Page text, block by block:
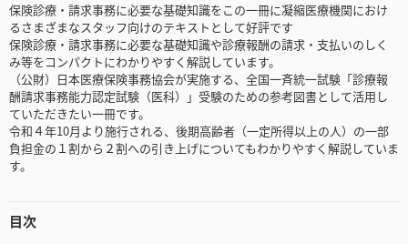
保険診療・請求事務に必要な基礎知識をこの一冊に凝縮医療機関におけ
るさまざまなスタッフ向けのテキストとして好評です
保険診療・請求事務に必要な基礎知識や診療報酬の請求・支払いのしく
み等をコンパクトにわかりやすく解説しています。
（公財）日本医療保険事務協会が実施する、全国一斉統一試験「診療報
酬請求事務能力認定試験（医科）」受験のための参考図書として活用し
ていただきたい一冊です。
令和４年10月より施行される、後期高齢者（一定所得以上の人）の一部
負担金の１割から２割への引き上げについてもわかりやすく解説していま
す。
目次